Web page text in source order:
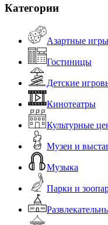
Категории
Азартные игры
Гостиницы
Детские
Кинотеатры
Культурные
Музеи и
Музыка
Парки и